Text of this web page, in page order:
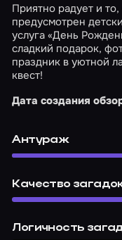
Приятно радует и
предусмотрен
услуга «День
сладкий подарок,
праздник в уютной
квест!
Дата создания
Антураж
Качество
Логичность